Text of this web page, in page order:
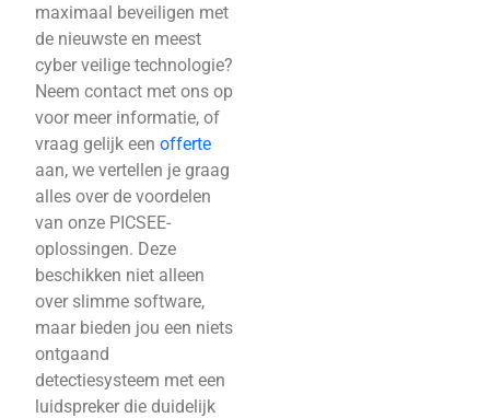
maximaal beveiligen met
de nieuwste en meest
cyber veilige technologie?
Neem contact met ons op
voor meer informatie, of
vraag gelijk eenofferte
aan, we vertellen je graag
alles over de voordelen
van onze PICSEE-
oplossingen. Deze
beschikken niet alleen
over slimme software,
maar bieden jou een niets
ontgaand
detectiesysteem met een
luidspreker die duidelijk